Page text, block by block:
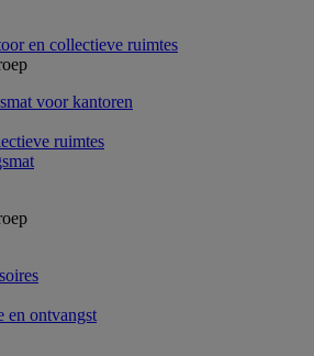
en collectieve ruimtes
voor kantoren
ruimtes
en ontvangst